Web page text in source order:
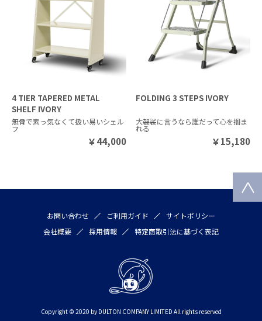
4 TIER TAPERED METAL
SHELF IVORY
無骨で素っ気なくて扱い易いシェル
フ
￥44,000
FOLDING 3 STEPS IVORY
大袈裟に言うなら誰だって心を掴ま
れる
￥15,180
お問い合わせ ご利用ガイド
サイトポリシー
会社概要
採用情報 特定商取引法に基づく表記
Copyright © 2020 by DULTON COMPANY LIMITED All rights reserved